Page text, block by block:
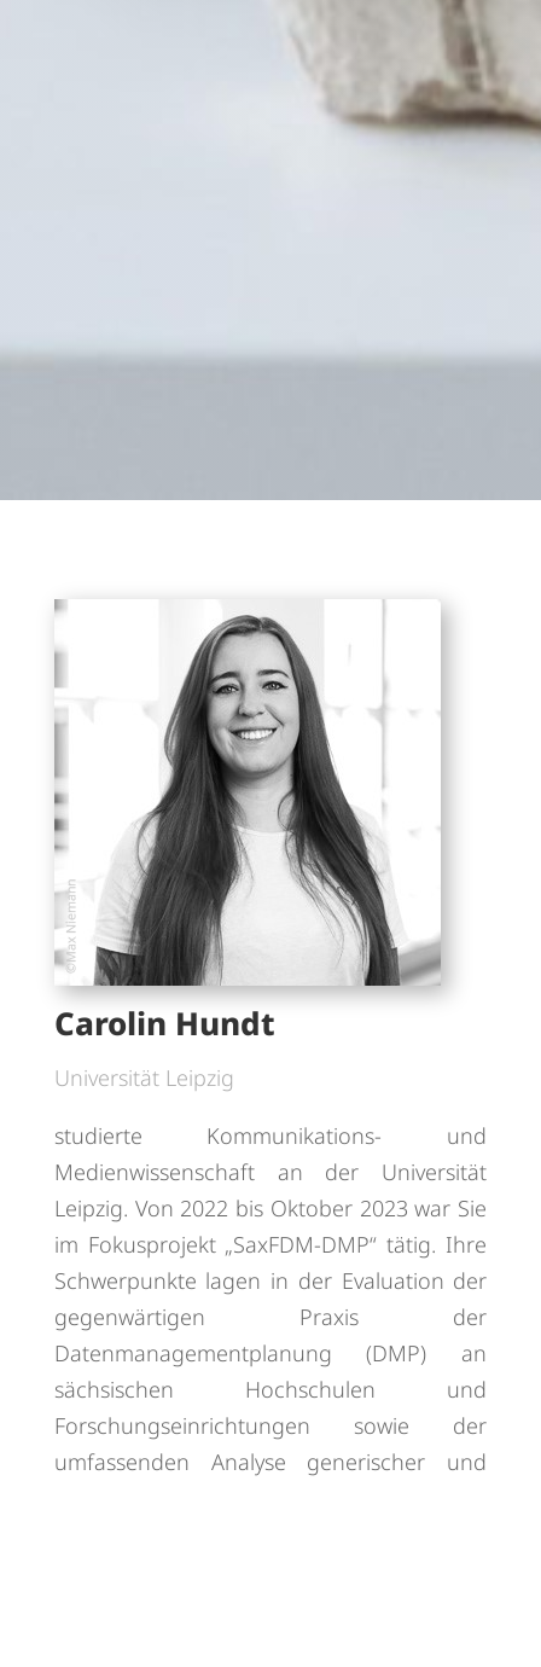
Carolin Hundt
Universität Leipzig
studierte Kommunikations- und
Medienwissenschaft an der Universität
Leipzig. Von 2022 bis Oktober 2023 war Sie
im Fokusprojekt „SaxFDM-DMP“ tätig. Ihre
Schwerpunkte lagen in derEvaluation der
gegenwärtigen Praxis der
Datenmanagementplanung (DMP) an
sächsischen Hochschulen und
Forschungseinrichtungen sowie der
umfassenden Analyse generischer und